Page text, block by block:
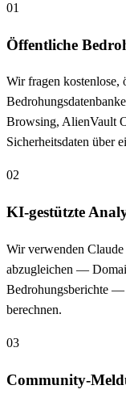
01
Öffentliche
Wir fragen kostenlose,
Browsing, AlienVault
Sicherheitsdaten über
02
KI-gestützte
Wir verwenden
abzugleichen —
Bedrohungsberichte —
berechnen.
03
Community-